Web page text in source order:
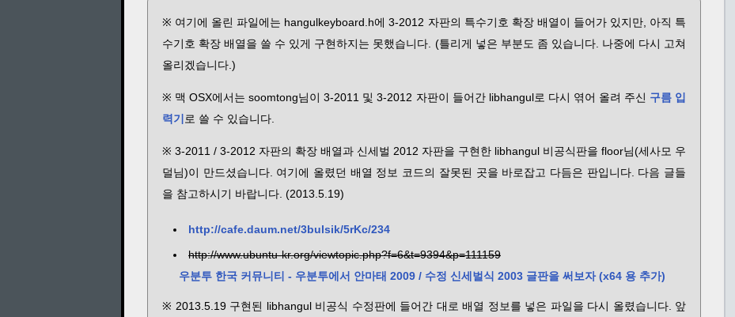
※ 여기에 올린 파일에는 hangulkeyboard.h에 3-2012 자판의 특수기호 확장 배열이 들어가 있지만, 아직 특
수기호 확장 배열을 쓸 수 있게 구현하지는 못했습니다. (틀리게 넣은 부분도 좀 있습니다. 나중에 다시 고쳐
올리겠습니다.)
※ 맥 OSX에서는 soomtong님이 3-2011 및 3-2012 자판이 들어간 libhangul로 다시 엮어 올려 주신 구름 입
력기 로 쓸 수 있습니다.
※ 3-2011 / 3-2012 자판의 확장 배열과 신세벌 2012 자판을 구현한 libhangul 비공식판을 floor님(세사모 우
덜님)이 만드셨습니다. 여기에 올렸던 배열 정보 코드의 잘못된 곳을 바로잡고 다듬은 판입니다. 다음 글들
을 참고하시기 바랍니다. (2013.5.19)
http://cafe.daum.net/3bulsik/5rKc/234
http://www.ubuntu-kr.org/viewtopic.php?f=6&t=9394&p=111159
우분투 한국 커뮤니티 - 우분투에서 안마태 2009 / 수정 신세벌식 2003 글판을 써보자 (x64 용 추가)
※ 2013.5.19 구현된 libhangul 비공식 수정판에 들어간 대로 배열 정보를 넣은 파일을 다시 올렸습니다. 앞